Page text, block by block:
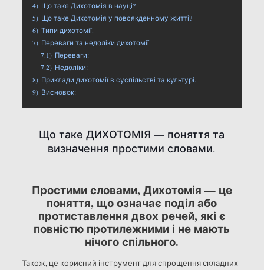
4) Що таке Дихотомія в науці?
5) Що таке Дихотомія у повсякденному житті?
6) Типи дихотомії.
7) Переваги та недоліки дихотомії.
7.1) Переваги:
7.2) Недоліки:
8) Приклади дихотомії в суспільстві та культурі.
9) Висновок:
Що таке ДИХОТОМІЯ — поняття та
визначення простими словами.
Простими словами, Дихотомія — це
поняття, що означає поділ або
протиставлення двох речей, які є
повністю протилежними і не мають
нічого спільного.
Також, це корисний інструмент для спрощення складних